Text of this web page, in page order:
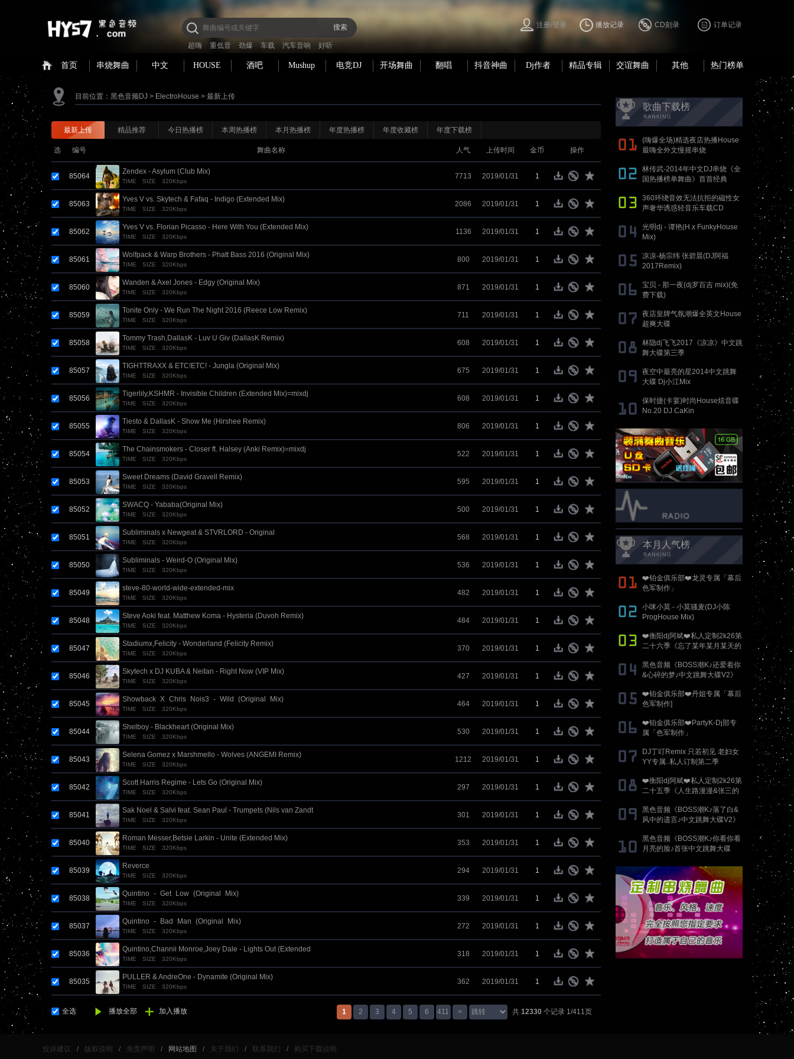
搜索
超嗨 重低音 劲爆 车载 汽车音响 好听
注册/登录 播放记录 CD刻录 订单记录
首页 串烧舞曲 中文 HOUSE 酒吧 Mushup 电竞DJ 开场舞曲 翻唱 抖音神曲 Dj作者 精品专辑 交谊舞曲 其他 热门榜单
目前位置： 黑色音频DJ > ElectroHouse > 最新上传
最新上传 精品推荐 今日热播榜 本周热播榜 本月热播榜 年度热播榜 年度收藏榜 年度下载榜
选 编号 舞曲名称 人气 上传时间 金币 操作
85064
Zendex - Asylum (Club Mix)
TIME SIZE 320Kbps
7713 2019/01/31 1
85063
Yves V vs. Skytech & Fafaq - Indigo (Extended Mix)
TIME SIZE 320Kbps
2086 2019/01/31 1
85062
Yves V vs. Florian Picasso - Here With You (Extended Mix)
TIME SIZE 320Kbps
1136 2019/01/31 1
85061
Wolfpack & Warp Brothers - Phatt Bass 2016 (Original Mix)
TIME SIZE 320Kbps
800 2019/01/31 1
85060
Wanden & Axel Jones - Edgy (Original Mix)
TIME SIZE 320Kbps
871 2019/01/31 1
85059
Tonite Only - We Run The Night 2016 (Reece Low Remix)
TIME SIZE 320Kbps
711 2019/01/31 1
85058
Tommy Trash,DallasK - Luv U Giv (DallasK Remix)
TIME SIZE 320Kbps
608 2019/01/31 1
85057
TIGHTTRAXX & ETC!ETC! - Jungla (Original Mix)
TIME SIZE 320Kbps
675 2019/01/31 1
85056
Tigerlily,KSHMR - Invisible Children (Extended Mix)=mixdj
TIME SIZE 320Kbps
608 2019/01/31 1
85055
Tiesto & DallasK - Show Me (Hirshee Remix)
TIME SIZE 320Kbps
806 2019/01/31 1
85054
The Chainsmokers - Closer ft. Halsey (Anki Remix)=mixdj
TIME SIZE 320Kbps
522 2019/01/31 1
85053
Sweet Dreams (David Gravell Remix)
TIME SIZE 320Kbps
595 2019/01/31 1
85052
SWACQ - Yababa(Original Mix)
TIME SIZE 320Kbps
500 2019/01/31 1
85051
Subliminals x Newgeat & STVRLORD - Original
TIME SIZE 320Kbps
568 2019/01/31 1
85050
Subliminals - Weird-O (Original Mix)
TIME SIZE 320Kbps
536 2019/01/31 1
85049
steve-80-world-wide-extended-mix
TIME SIZE 320Kbps
482 2019/01/31 1
85048
Steve Aoki feat. Matthew Koma - Hysteria (Duvoh Remix)
TIME SIZE 320Kbps
484 2019/01/31 1
85047
Stadiumx,Felicity - Wonderland (Felicity Remix)
TIME SIZE 320Kbps
370 2019/01/31 1
85046
Skytech x DJ KUBA & Neitan - Right Now (VIP Mix)
TIME SIZE 320Kbps
427 2019/01/31 1
85045
Showback_X_Chris_Nois3_-_Wild_(Original_Mix)
TIME SIZE 320Kbps
464 2019/01/31 1
85044
Shelboy - Blackheart (Original Mix)
TIME SIZE 320Kbps
530 2019/01/31 1
85043
Selena Gomez x Marshmello - Wolves (ANGEMI Remix)
TIME SIZE 320Kbps
1212 2019/01/31 1
85042
Scott Harris Regime - Lets Go (Original Mix)
TIME SIZE 320Kbps
297 2019/01/31 1
85041
Sak Noel & Salvi feat. Sean Paul - Trumpets (Nils van Zandt
Remix)
TIME SIZE 320Kbps
301 2019/01/31 1
85040
Roman Messer,Betsie Larkin - Unite (Extended Mix)
TIME SIZE 320Kbps
353 2019/01/31 1
85039
Reverce
TIME SIZE 320Kbps
294 2019/01/31 1
85038
Quintino_-_Get_Low_(Original_Mix)
TIME SIZE 320Kbps
339 2019/01/31 1
85037
Quintino_-_Bad_Man_(Original_Mix)
TIME SIZE 320Kbps
272 2019/01/31 1
85036
Quintino,Channii Monroe,Joey Dale - Lights Out (Extended
Mix)
TIME SIZE 320Kbps
318 2019/01/31 1
85035
PULLER & AndreOne - Dynamite (Original Mix)
TIME SIZE 320Kbps
362 2019/01/31 1
全选 播放全部 加入播放 1 2 3 4 5 6 411 > 共 12330个记录 1/411页
歌曲下载榜
(嗨爆全场)精选夜店热播House
最嗨全外文慢摇串烧
林传武-2014年中文DJ串烧《全
国热播榜单舞曲》首首经典
360环绕音效无法抗拒的磁性女
声奢华诱惑轻音乐车载CD
光明dj - 谭艳(H.x FunkyHouse
Mix)
凉凉-杨宗纬 张碧晨(DJ阿福
2017Remix)
宝贝 - 那一夜(dj罗百吉 mix)(免
费下载)
夜店皇牌气氛潮爆全英文House
超爽大碟
林隐dj飞飞2017《凉凉》中文跳
舞大碟第三季
夜空中最亮的星2014中文跳舞
大碟 Dj小江Mix
保时捷(卡宴)时尚House炫音碟
No.20 DJ CaKin
本月人气榜
❤️铂金俱乐部❤️龙灵专属「幕后
色军制作」
小咪小莫 - 小莫骚麦(DJ小陈
ProgHouse Mix)
❤️衡阳dj阿斌❤️私人定制2k26第
二十六季《忘了某年某月某天的
proghouse专辑
黑色音频《BOSS潮K♪还爱着你
&心碎的梦♪中文跳舞大碟V2》
❤️铂金俱乐部❤️丹姐专属「幕后
色军制作]
❤️铂金俱乐部❤️PartyK-Dj部专
属「色军制作」
DJ丁叮Remix 只若初见 老妇女
YY专属..私人订制第二季
❤️衡阳dj阿斌❤️私人定制2k26第
二十五季《人生路漫漫&张三的
黑色音频《BOSS潮K♪落了白&
风中的遗言♪中文跳舞大碟V2》
黑色音频《BOSS潮K♪你看你看
月亮的脸♪首张中文跳舞大碟
投诉建议 / 版权说明 / 免责声明 / 网站地图 / 关于我们 / 联系我们 / 购买下载说明